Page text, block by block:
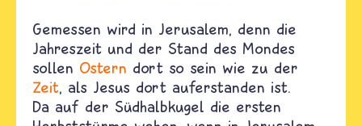
Gemessen wird in Jerusalem, denn die
Jahreszeit und der Stand des Mondes
sollen Ostern dort so sein wie zu der
Zeit, als Jesus dort auferstanden ist.
Da auf der Südhalbkugel die ersten